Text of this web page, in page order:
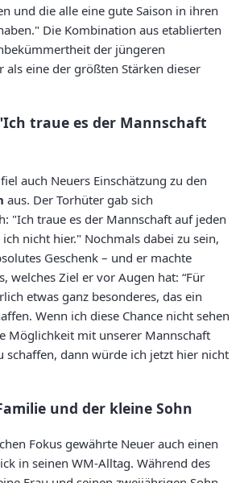
und die alle eine gute Saison in ihren
Die Kombination aus etablierten
der jüngeren
als eine der größten Stärken dieser
traue es der Mannschaft
auch Neuers Einschätzung zu den
aus. Der Torhüter gab sich
"Ich traue es der Mannschaft auf jeden
nicht hier." Nochmals dabei zu sein,
Geschenk – und er machte
welches Ziel er vor Augen hat: “Für
etwas ganz besonderes, das ein
Wenn ich diese Chance nicht sehen
Möglichkeit mit unserer Mannschaft
schaffen, dann würde ich jetzt hier nicht
und der kleine Sohn
Fokus gewährte Neuer auch einen
in seinen WM-Alltag. Während des